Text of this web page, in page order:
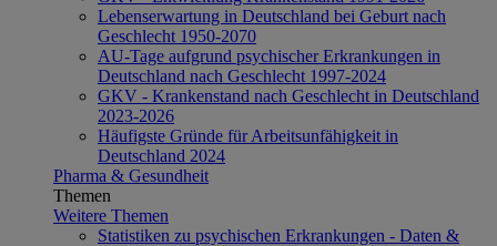
Lebenserwartung in Deutschland bei Geburt nach
Geschlecht 1950-2070
AU-Tage aufgrund psychischer Erkrankungen in
Deutschland nach Geschlecht 1997-2024
GKV - Krankenstand nach Geschlecht in Deutschland
2023-2026
Häufigste Gründe für Arbeitsunfähigkeit in
Deutschland 2024
Pharma & Gesundheit
Themen
Weitere Themen
Statistiken zu psychischen Erkrankungen - Daten &